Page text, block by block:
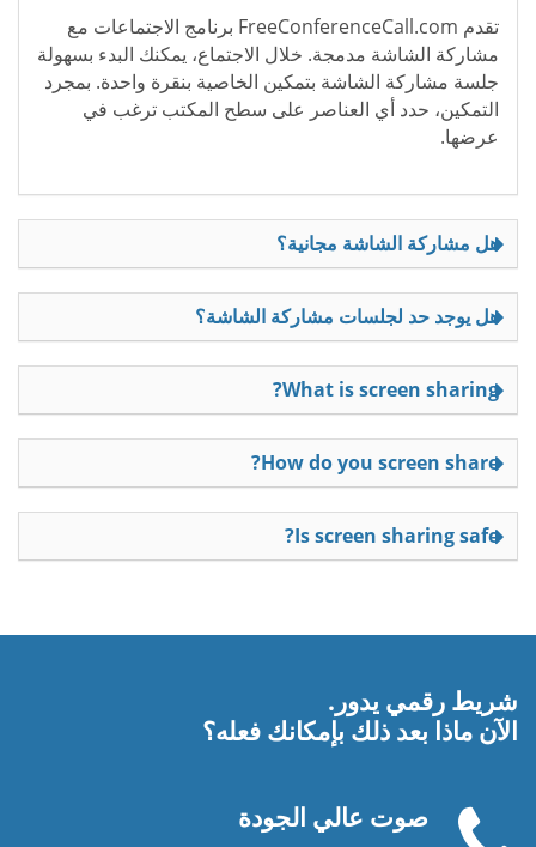
تقدم FreeConferenceCall.com برنامج الاجتماعات مع
مشاركة الشاشة مدمجة. خلال الاجتماع، يمكنك البدء بسهولة
جلسة مشاركة الشاشة بتمكين الخاصية بنقرة واحدة. بمجرد
التمكين، حدد أي العناصر على سطح المكتب ترغب في
عرضها.
هل مشاركة الشاشة مجانية؟
هل يوجد حد لجلسات مشاركة الشاشة؟
What is screen sharing?
How do you screen share?
Is screen sharing safe?
شريط رقمي يدور.
الآن ماذا بعد ذلك بإمكانك فعله؟
صوت عالي الجودة